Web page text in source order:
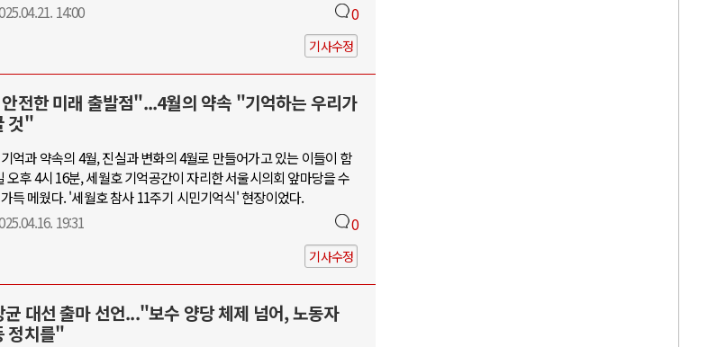
14:00 0
기사수정
전한 미래 출발점"...4월의 약속 "기억하는 우리가
것"
억과 약속의 4월, 진실과 변화의 4월로 만들어가고 있는 이들이 함
오후 4시 16분, 세월호 기억공간이 자리한 서울시의회 앞마당을 수
득 메웠다. '세월호 참사 11주기 시민기억식' 현장이었다.
19:31 0
기사수정
균 대선 출마 선언..."보수 양당 체제 넘어, 노동자
정치를"